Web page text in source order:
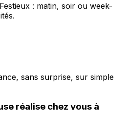
: matin, soir ou week-
sans surprise, sur simple
réalise chez vous à